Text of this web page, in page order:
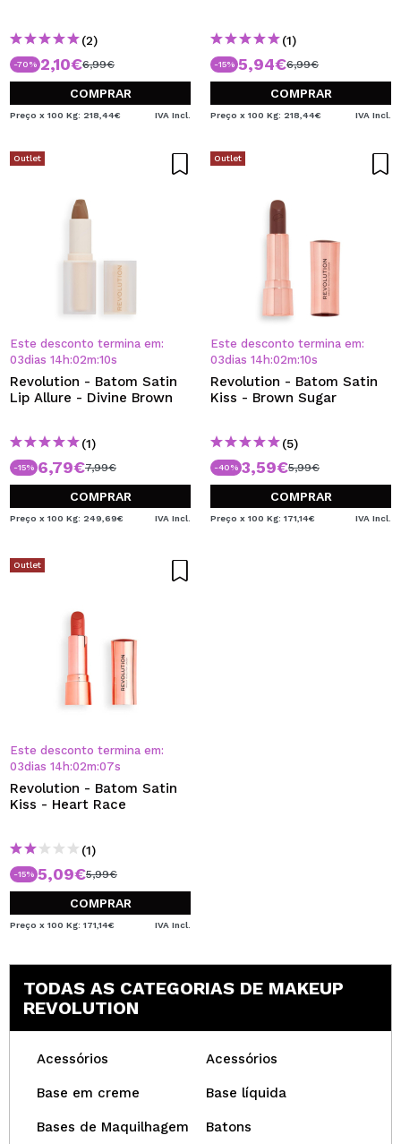
(2)
-70% 2,10€6,99€
COMPRAR
Preço x 100 Kg: 218,44€ IVA Incl.
(1)
-15% 5,94€6,99€
COMPRAR
Preço x 100 Kg: 218,44€ IVA Incl.
Outlet
Este desconto termina em:
03dias 14 h:02m:10s
Revolution - Batom Satin
Lip Allure - Divine Brown
(1)
-15% 6,79€7,99€
COMPRAR
Preço x 100 Kg: 249,69€ IVA Incl.
Outlet
Este desconto termina em:
03dias 14 h:02m:10s
Revolution - Batom Satin
Kiss - Brown Sugar
(5)
-40% 3,59€5,99€
COMPRAR
Preço x 100 Kg: 171,14€ IVA Incl.
Outlet
Este desconto termina em:
03dias 14 h:02m:07s
Revolution - Batom Satin
Kiss - Heart Race
(1)
-15% 5,09€5,99€
COMPRAR
Preço x 100 Kg: 171,14€ IVA Incl.
TODAS AS CATEGORIAS DE MAKEUP
REVOLUTION
Acessórios Acessórios
Base em creme Base líquida
Bases de Maquilhagem Batons